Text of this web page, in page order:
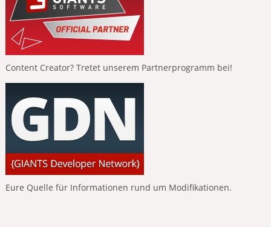
Content Creator? Tretet unserem Partnerprogramm bei!
Eure Quelle für Informationen rund um Modifikationen.